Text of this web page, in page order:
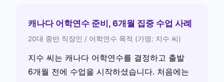
캐나다 어학연수 준비, 6개월 집중 수업 사례
20대 중반 직장인 / 어학연수 목적 (가명: 지수 씨)
지수 씨는 캐나다 어학연수를 결정하고 출발
6개월 전에 수업을 시작하셨습니다. 처음에는